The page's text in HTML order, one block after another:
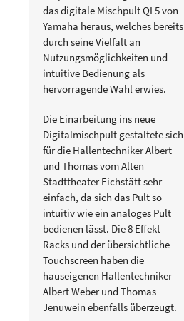
das digitale Mischpult QL5 von
Yamaha heraus, welches bereits
durch seine Vielfalt an
Nutzungsmöglichkeiten und
intuitive Bedienung als
hervorragende Wahl erwies.
Die Einarbeitung ins neue
Digitalmischpult gestaltete sich
für die Hallentechniker Albert
und Thomas vom Alten
Stadttheater Eichstätt sehr
einfach, da sich das Pult so
intuitiv wie ein analoges Pult
bedienen lässt. Die 8 Effekt-
Racks und der übersichtliche
Touchscreen haben die
hauseigenen Hallentechniker
Albert Weber und Thomas
Jenuwein ebenfalls überzeugt.